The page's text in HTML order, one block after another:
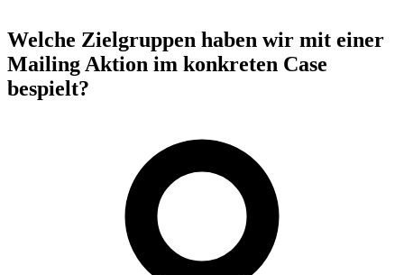
Welche Zielgruppen haben wir mit einer
Mailing Aktion im konkreten Case
bespielt?